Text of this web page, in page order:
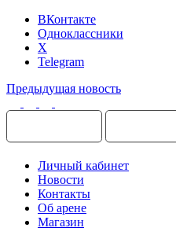
ВКонтакте
Одноклассники
X
Telegram
Предыдущая новость
Личный кабинет
Новости
Контакты
Об арене
Магазин